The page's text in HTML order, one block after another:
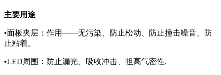
主要用途
•面板夹层：作用——无污染、防止松动、防止撞击噪音、防
止粘着。
•LED周围：防止漏光、吸收冲击、担高气密性.